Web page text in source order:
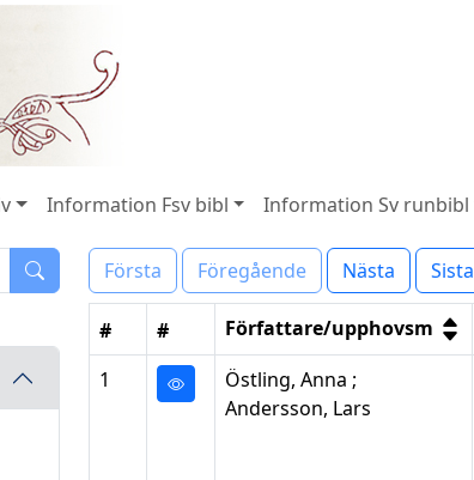
Information Fsv bibl Information Sv runbibl
Första Föregående Nästa Sista
# # Författare/upphovsm
1
Östling, Anna ;
Andersson, Lars